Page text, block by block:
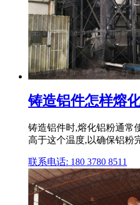
铸造铝件怎样熔
铸造铝件时,熔化铝粉通常
高于这个温度,以确保铝粉
联系电话: 180 3780 8511